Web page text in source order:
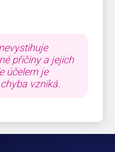
přičiny a jejich
účelem je
vzniká.